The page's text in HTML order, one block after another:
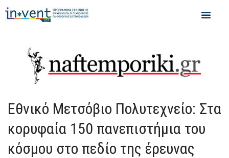
Εθνικό Μετσόβιο Πολυτεχνείο: Στα
κορυφαία 150 πανεπιστήμια του
κόσμου στο πεδίο της έρευνας